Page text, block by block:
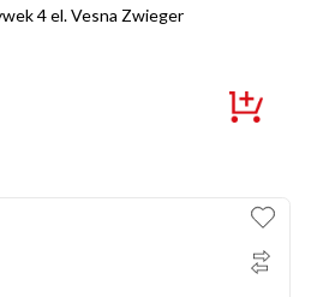
4 el. Vesna Zwieger